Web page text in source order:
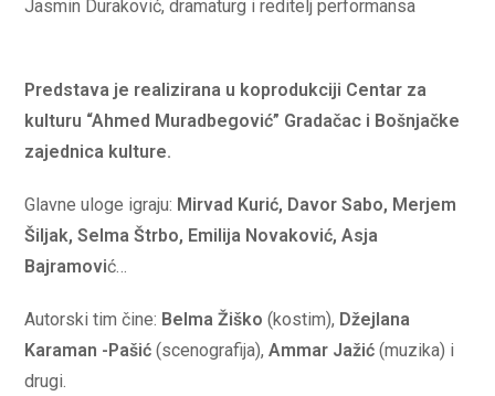
Jasmin Duraković, dramaturg i reditelj performansa
Predstava je realizirana u koprodukciji Centar za
kulturu “Ahmed Muradbegović” Gradačac i Bošnjačke
zajednica kulture.
Glavne uloge igraju: Mirvad Kurić, Davor Sabo, Merjem
Šiljak, Selma Štrbo, Emilija Novaković, Asja
Bajramović…
Autorski tim čine: Belma Žiško (kostim), Džejlana
Karaman -Pašić (scenografija),Ammar Jažić (muzika) i
drugi.